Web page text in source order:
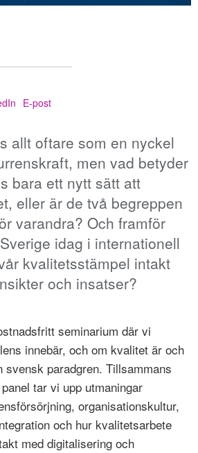
E-post
allt oftare som en nyckel
men vad betyder
bara ett nytt sätt att
eller är de två begreppen
varandra? Och framför
idag i internationell
kvalitetsstämpel intakt
och insatser?
seminarium där vi
innebär, och om kvalitet är och
svensk paradgren. Tillsammans
tar vi upp utmaningar
organisationskultur,
och hur kvalitetsarbete
med digitalisering och